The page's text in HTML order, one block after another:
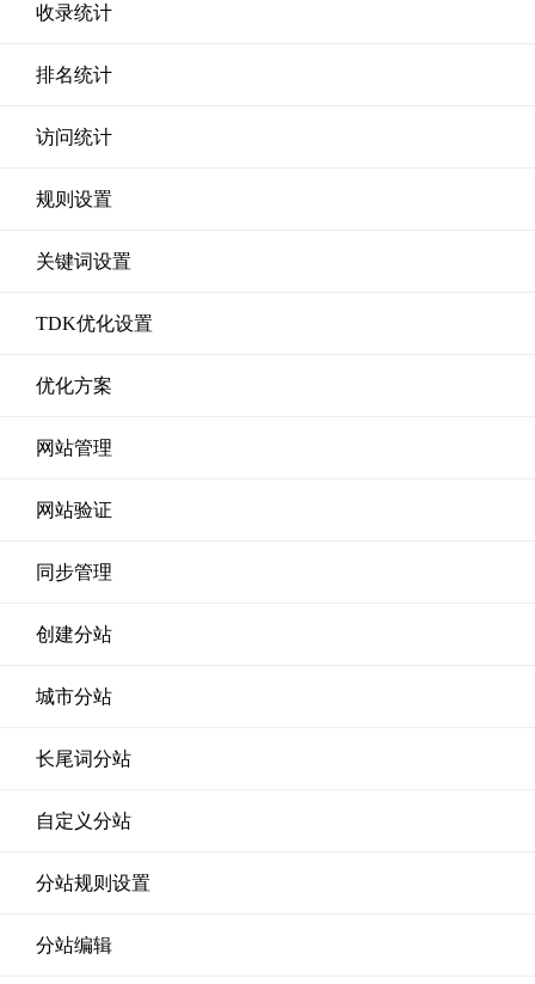
收录统计
排名统计
访问统计
规则设置
关键词设置
TDK优化设置
优化方案
网站管理
网站验证
同步管理
创建分站
城市分站
长尾词分站
自定义分站
分站规则设置
分站编辑